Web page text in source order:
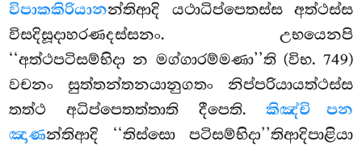
විපාකකිරියානන්තිආදි යථාධිප්පෙතස්ස අත්ථස්ස
විසදිසූදාහරණදස්සනං. උභයෙනපි
‘‘අත්ථපටිසම්භිදා න මග්ගාරම්මණා’’ති (විභ. 749)
වචනං සුත්තන්තනයානුගතං නිප්පරියායත්ථස්ස
තත්ථ අධිප්පෙතත්තාති දීපෙති.කිඤ්චි පන
ඤාණන්තිආදි ‘‘තිස්සො පටිසම්භිදා’’තිආදිපාළියා